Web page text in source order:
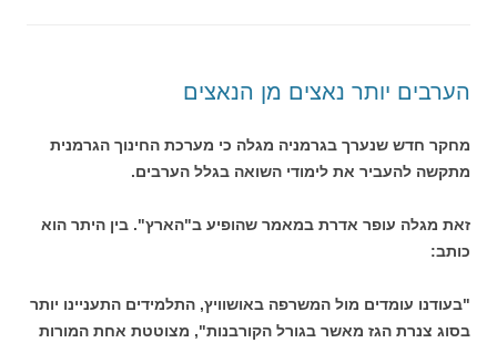
הערבים יותר נאצים מן הנאצים
מחקר חדש שנערך בגרמניה מגלה כי מערכת החינוך הגרמנית
מתקשה להעביר את לימודי השואה בגלל הערבים.
זאת מגלה עופר אדרת במאמר שהופיע ב"הארץ". בין היתר הוא
כותב:
"בעודנו עומדים מול המשרפה באושוויץ, התלמידים התעניינו יותר
בסוג צנרת הגז מאשר בגורל הקורבנות", מצוטטת אחת המורות